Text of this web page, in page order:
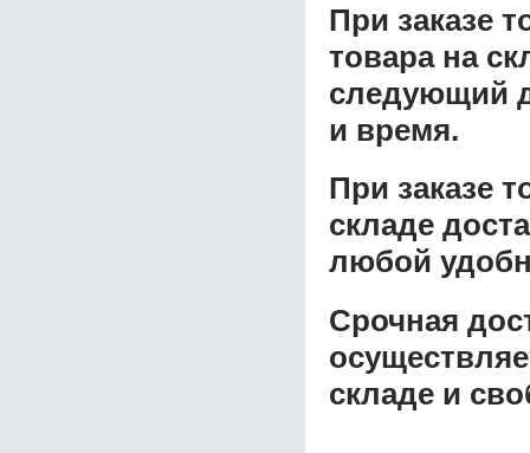
При заказе
товара на
следующий
и время.
При заказе
складе
любой
Срочная
складе и